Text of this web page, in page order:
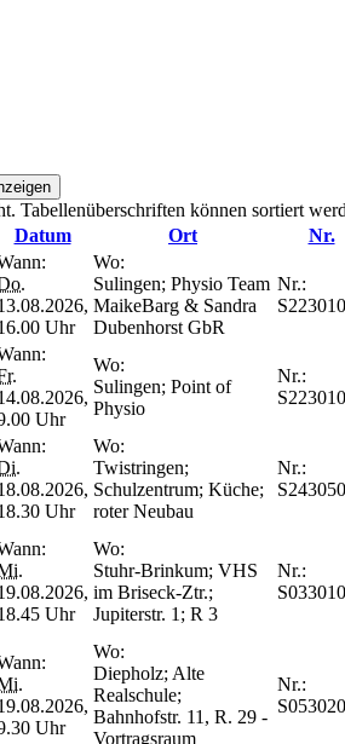
Tabellenüberschriften können sortiert
Datum Ort
Nr.
Uhr
Wo:
Sulingen; Physio Team
MaikeBarg & Sandra
Dubenhorst GbR
Nr.:
Uhr
Wo:
Sulingen; Point of
Physio
Nr.:
Uhr
Wo:
Twistringen;
Schulzentrum; Küche;
roter Neubau
Nr.:
Uhr
Wo:
Stuhr-Brinkum; VHS
im Briseck-Ztr.;
Jupiterstr. 1; R 3
Nr.:
Uhr
Wo:
Diepholz; Alte
Realschule;
Bahnhofstr. 11, R. 29 -
Vortragsraum
Nr.: